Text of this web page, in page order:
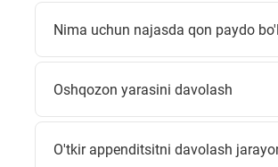
Nima uchun najasda qon paydo
Oshqozon yarasini davolash
O'tkir appenditsitni davolash